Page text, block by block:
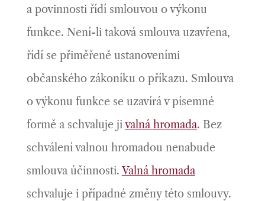
a povinnosti řídí smlouvou o výkonu
funkce. Není-li taková smlouva uzavřena,
řídí se přiměřeně ustanoveními
občanského zákoníku o příkazu. Smlouva
o výkonu funkce se uzavírá v písemné
formě a schvaluje jivalná hromada. Bez
schválení valnou hromadou nenabude
smlouva účinnosti.Valná hromada
schvaluje i případné změny této smlouvy.